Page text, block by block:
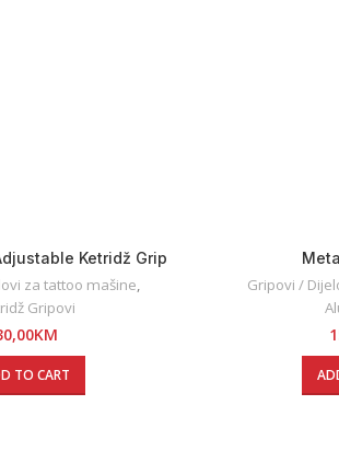
Ketridž Grip
za tattoo mašine,
Gripovi
KM
TO CART
Gripovi /